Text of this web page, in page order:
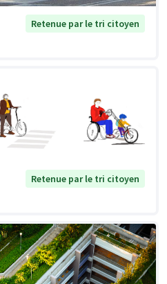
Retenue par le tri citoyen
Retenue par le tri citoyen